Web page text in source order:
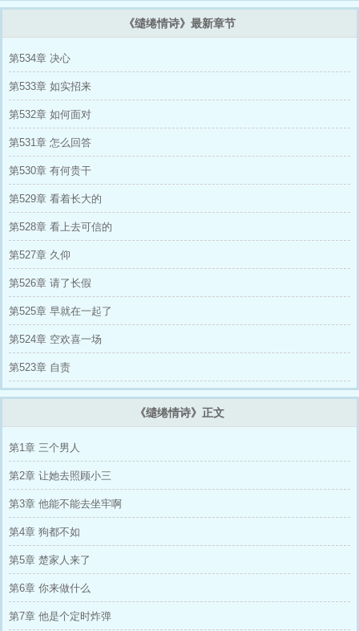
《缱绻情诗》最新章节
第534章 决心
第533章 如实招来
第532章 如何面对
第531章 怎么回答
第530章 有何贵干
第529章 看着长大的
第528章 看上去可信的
第527章 久仰
第526章 请了长假
第525章 早就在一起了
第524章 空欢喜一场
第523章 自责
《缱绻情诗》正文
第1章 三个男人
第2章 让她去照顾小三
第3章 他能不能去坐牢啊
第4章 狗都不如
第5章 楚家人来了
第6章 你来做什么
第7章 他是个定时炸弹